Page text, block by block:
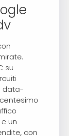
su
data-
un
con